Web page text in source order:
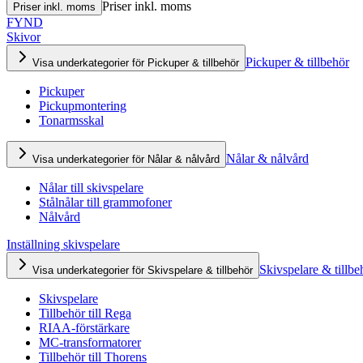
Priser inkl. moms Priser inkl. moms
FYND
Skivor
Visa underkategorier för Pickuper & tillbehör Pickuper & tillbehör
Pickuper
Pickupmontering
Tonarmsskal
Visa underkategorier för Nålar & nålvård Nålar & nålvård
Nålar till skivspelare
Stålnålar till grammofoner
Nålvård
Inställning skivspelare
Visa underkategorier för Skivspelare & tillbehör Skivspelare &
Skivspelare
Tillbehör till Rega
RIAA-förstärkare
MC-transformatorer
Tillbehör till Thorens